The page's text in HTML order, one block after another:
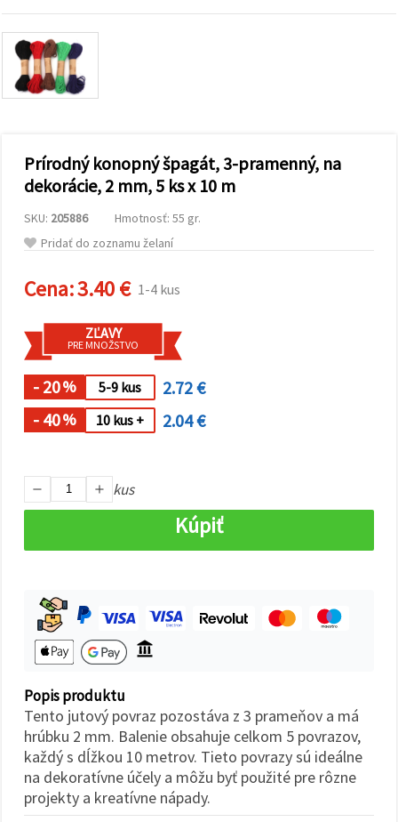
zobrazovali
obsah a
reklamu, aj
s pomocou
našich
partnerov
Môžete
súhlasiť s
používaním
súborov
cookie
kliknutím
Alebo
uviesť svoje
preferencie
Nastaveniach
výberom
daného
typu
súborov
cookie a
"Uložiť"
Prírodný konopný špagát, 3-pramenný, na
dekorácie, 2 mm, 5 ks x 10 m
SKU: 205886
Hmotnosť: 55 gr.
Pridať do zoznamu želaní
Cena:3.40 € 1-4 kus
ZĽAVY
PRE MNOŽSTVO
- 20% 5-9 kus
2.72 €
- 40% 10 kus + 2.04 €
kus
Kúpiť
Popis produktu
Tento jutový povraz pozostáva z 3 prameňov a má
hrúbku 2 mm. Balenie obsahuje celkom 5 povrazov,
každý s dĺžkou 10 metrov. Tieto povrazy sú ideálne
na dekoratívne účely a môžu byť použité pre rôzne
projekty a kreatívne nápady.